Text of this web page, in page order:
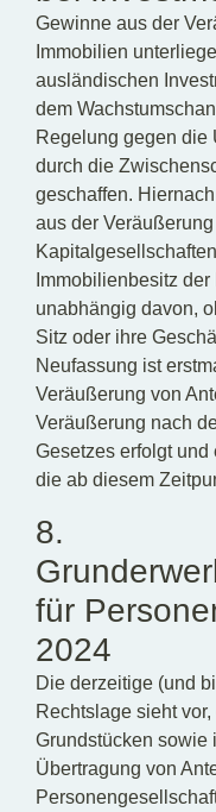
Gewinne aus der
Immobilien
ausländischen
dem
Regelung gegen die
durch die
geschaffen.
aus der
Immobilienbesitz
unabhängig davon,
Sitz oder ihre
Neufassung ist
Veräußerung von
Veräußerung nach
Gesetzes erfolgt und
die ab diesem
8.
für
2024
Die derzeitige (und
Rechtslage sieht
Grundstücken sowie
Übertragung von